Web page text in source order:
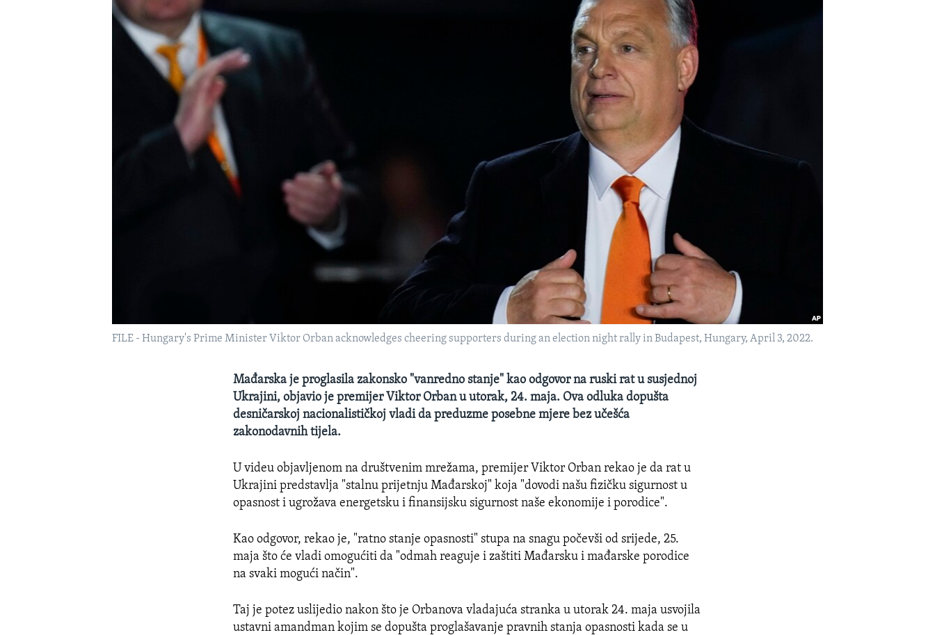
FILE - Hungary's Prime Minister Viktor Orban acknowledges cheering supporters during an election night rally in Budapest, Hungary, April 3, 2022.
Mađarska je proglasila zakonsko "vanredno stanje" kao odgovor na ruski rat u susjednoj
Ukrajini, objavio je premijer Viktor Orban u utorak, 24. maja. Ova odluka dopušta
desničarskoj nacionalističkoj vladi da preduzme posebne mjere bez učešća
zakonodavnih tijela.
U videu objavljenom na društvenim mrežama, premijer Viktor Orban rekao je da rat u
Ukrajini predstavlja "stalnu prijetnju Mađarskoj" koja "dovodi našu fizičku sigurnost u
opasnost i ugrožava energetsku i finansijsku sigurnost naše ekonomije i porodice".
Kao odgovor, rekao je, "ratno stanje opasnosti" stupa na snagu počevši od srijede, 25.
maja što će vladi omogućiti da "odmah reaguje i zaštiti Mađarsku i mađarske porodice
na svaki mogući način".
Taj je potez uslijedio nakon što je Orbanova vladajuća stranka u utorak 24. maja usvojila
ustavni amandman kojim se dopušta proglašavanje pravnih stanja opasnosti kada se u